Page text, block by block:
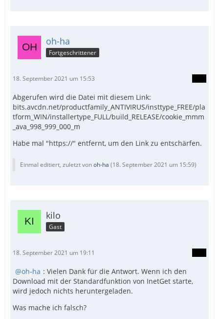
oh-ha
Fortgeschrittener
18. September 2021 um 15:53
Abgerufen wird die Datei mit diesem Link:
bits.avcdn.net/productfamily_ANTIVIRUS/insttype_FREE/pla
tform_WIN/installertype_FULL/build_RELEASE/cookie_mmm
_ava_998_999_000_m
Habe mal "https://" entfernt, um den Link zu entschärfen.
Einmal editiert, zuletzt vonoh-ha (18. September 2021 um 15:59)
kilo
Gast
18. September 2021 um 19:11
oh-ha : Vielen Dank für die Antwort. Wenn ich den
Download mit der Standardfunktion von InetGet starte,
wird jedoch nichts heruntergeladen.
Was mache ich falsch?